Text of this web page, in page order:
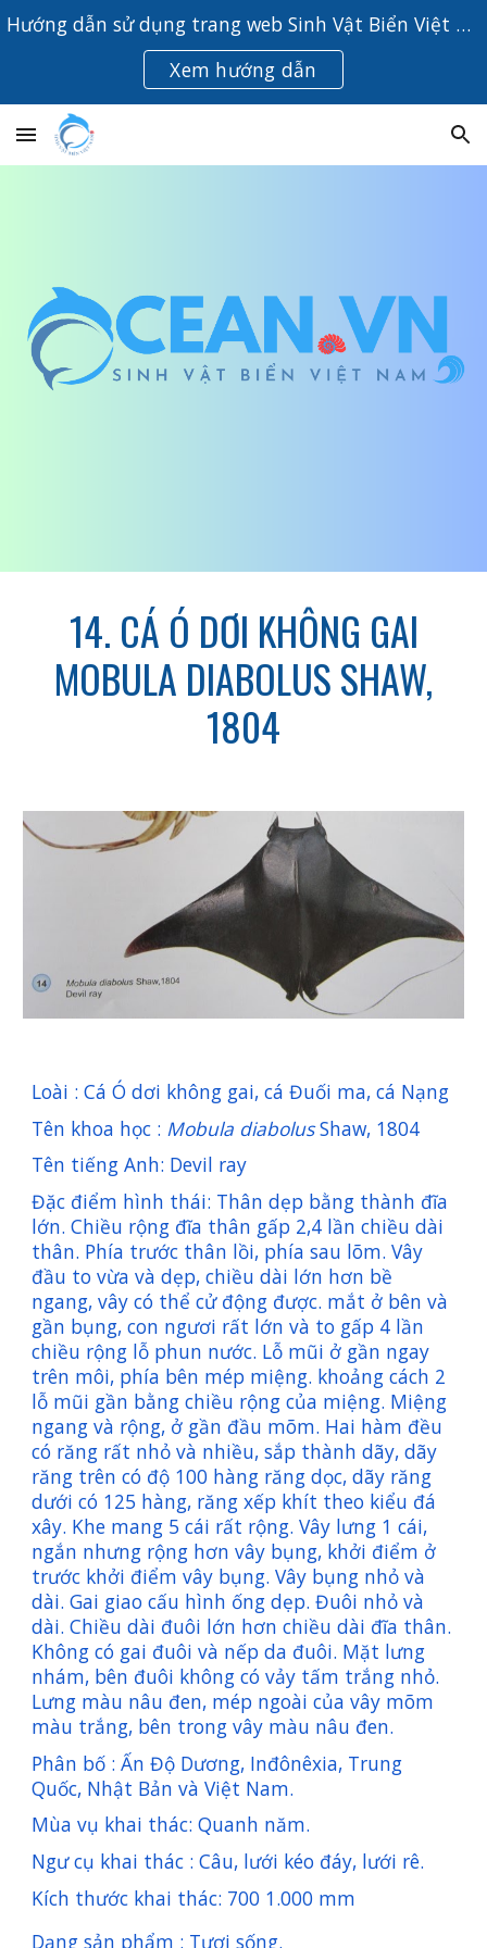
Skip to main content Skip to navigation
Hướng dẫn sử dụng trang web Sinh Vật Biển Việt Nam
Xem hướng dẫn
14. CÁ Ó DƠI KHÔNG GAI
MOBULA DIABOLUS SHAW,
1804
Loài : Cá Ó dơi không gai, cá Đuối ma, cá Nạng
Tên khoa học : Mobula diabolusShaw, 1804
Tên tiếng Anh: Devil ray
Đặc điểm hình thái: Thân dẹp bằng thành đĩa
lớn. Chiều rộng đĩa thân gấp 2,4 lần chiều dài
thân. Phía trước thân lồi, phía sau lõm. Vây
đầu to vừa và dẹp, chiều dài lớn hơn bề
ngang, vây có thể cử động được. mắt ở bên và
gần bụng, con ngươi rất lớn và to gấp 4 lần
chiều rộng lỗ phun nước. Lỗ mũi ở gần ngay
trên môi, phía bên mép miệng. khoảng cách 2
lỗ mũi gần bằng chiều rộng của miệng. Miệng
ngang và rộng, ở gần đầu mõm. Hai hàm đều
có răng rất nhỏ và nhiều, sắp thành dãy, dãy
răng trên có độ 100 hàng răng dọc, dãy răng
dưới có 125 hàng, răng xếp khít theo kiểu đá
xây. Khe mang 5 cái rất rộng. Vây lưng 1 cái,
ngắn nhưng rộng hơn vây bụng, khởi điểm ở
trước khởi điểm vây bụng. Vây bụng nhỏ và
dài. Gai giao cấu hình ống dẹp. Đuôi nhỏ và
dài. Chiều dài đuôi lớn hơn chiều dài đĩa thân.
Không có gai đuôi và nếp da đuôi. Mặt lưng
nhám, bên đuôi không có vảy tấm trắng nhỏ.
Lưng màu nâu đen, mép ngoài của vây mõm
màu trắng, bên trong vây màu nâu đen.
Phân bố : Ấn Độ Dương, Inđônêxia, Trung
Quốc, Nhật Bản và Việt Nam.
Mùa vụ khai thác: Quanh năm.
Ngư cụ khai thác : Câu, lưới kéo đáy, lưới rê.
Kích thước khai thác: 700 1.000 mm
Dạng sản phẩm : Tươi sống.